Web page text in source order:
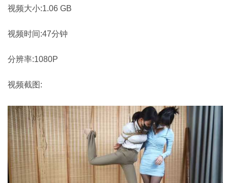
视频大小:1.06 GB
视频时间:47分钟
分辨率:1080P
视频截图: